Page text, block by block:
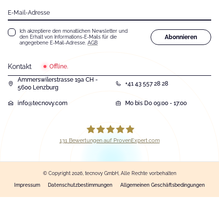
Kontakt
Offline.
Ammerswilerstrasse 19a CH -
5600 Lenzburg
+41 43 557 28 28
info@tecnovy.com Mo bis Do 09:00 - 17:00
E-Mail-Adresse
Ich akzeptiere den monatlichen Newsletter und
den Erhalt von Informations-E-Mails für die
angegebene E-Mail-Adresse. AGB
Abonnieren
131Bewertungen auf ProvenExpert.com
© Copyright 2026, tecnovy GmbH, Alle Rechte vorbehalten
Impressum Datenschutzbestimmungen Allgemeinen Geschäftsbedingungen